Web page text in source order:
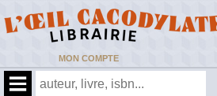
MON COMPTE